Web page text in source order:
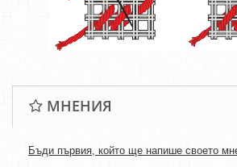
МНЕНИЯ
Бъди първия, който ще напише своето